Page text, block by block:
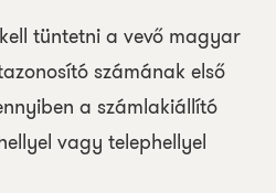
tüntetni a vevő magyar
számának első
a számlakiállító
vagy telephellyel